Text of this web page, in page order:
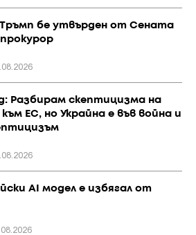
бе утвърден от Сената
Разбирам скептицизма на
ЕС, но Украйна е във война и
AI модел е избягал от